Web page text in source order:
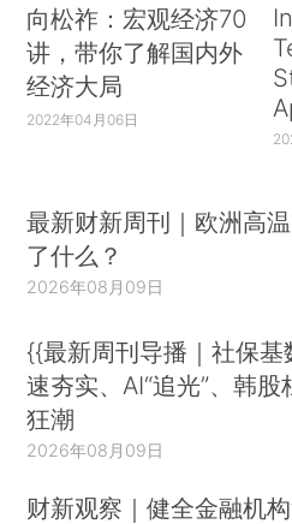
向松祚：宏观经济70
讲，带你了解国内外
经济大局
2022年04月06日
最新财新周刊｜欧洲高
了什么？
2026年08月09日
{{最新周刊导播｜社保基
速夯实、AI“追光”、韩股
狂潮
2026年08月09日
财新观察｜健全金融机